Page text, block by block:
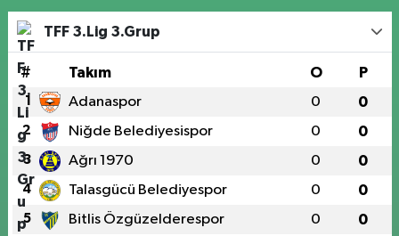
TFF 3.Lig 3.Grup
# Takım O P
1 Adanaspor 0 0
2 Niğde Belediyesispor 0 0
3 Ağrı 1970 0 0
4 Talasgücü Belediyespor 0 0
5 Bitlis Özgüzelderespor 0 0